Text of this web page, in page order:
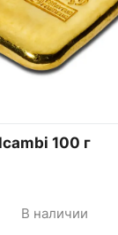
100 г
В наличии